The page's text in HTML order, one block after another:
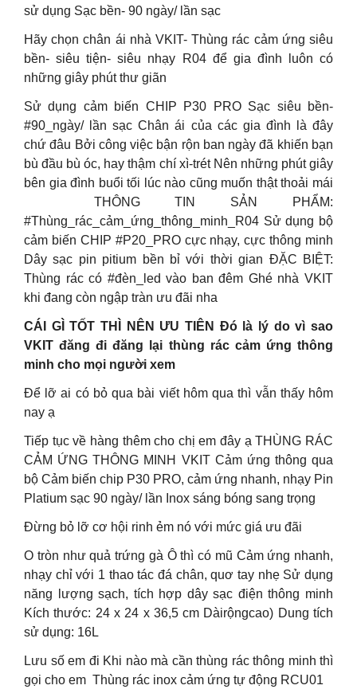
sử dụng Sạc bền- 90 ngày/ lần sạc
Hãy chọn chân ái nhà VKIT- Thùng rác cảm ứng siêu
bền- siêu tiện- siêu nhạy R04 để gia đình luôn có
những giây phút thư giãn
Sử dụng cảm biến CHIP P30 PRO Sạc siêu bền-
#90_ngày/ lần sạc Chân ái của các gia đình là đây
chứ đâu Bởi công việc bận rộn ban ngày đã khiến bạn
bù đầu bù óc, hay thậm chí xì-trét Nên những phút giây
bên gia đình buổi tối lúc nào cũng muốn thật thoải mái
THÔNG TIN SẢN PHẨM:
#Thùng_rác_cảm_ứng_thông_minh_R04 Sử dụng bộ
cảm biến CHIP #P20_PRO cực nhạy, cực thông minh
Dây sạc pin pitium bền bỉ với thời gian ĐẶC BIỆT:
Thùng rác có #đèn_led vào ban đêm Ghé nhà VKIT
khi đang còn ngập tràn ưu đãi nha
CÁI GÌ TỐT THÌ NÊN ƯU TIÊN Đó là lý do vì sao
VKIT đăng đi đăng lại thùng rác cảm ứng thông
minh cho mọi người xem
Để lỡ ai có bỏ qua bài viết hôm qua thì vẫn thấy hôm
nay ạ
Tiếp tục về hàng thêm cho chị em đây ạ THÙNG RÁC
CẢM ỨNG THÔNG MINH VKIT Cảm ứng thông qua
bộ Cảm biến chip P30 PRO, cảm ứng nhanh, nhạy Pin
Platium sạc 90 ngày/ lần Inox sáng bóng sang trọng
Đừng bỏ lỡ cơ hội rinh ẻm nó với mức giá ưu đãi
O tròn như quả trứng gà Ô thì có mũ Cảm ứng nhanh,
nhạy chỉ với 1 thao tác đá chân, quơ tay nhẹ Sử dụng
năng lượng sạch, tích hợp dây sạc điện thông minh
Kích thước: 24 x 24 x 36,5 cm Dàirộngcao) Dung tích
sử dụng: 16L
Lưu số em đi Khi nào mà cần thùng rác thông minh thì
gọi cho em Thùng rác inox cảm ứng tự động RCU01